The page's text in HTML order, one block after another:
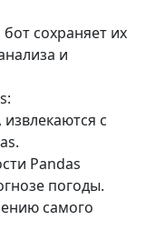
сохраняет их
и
с
Pandas
погоды.
самого